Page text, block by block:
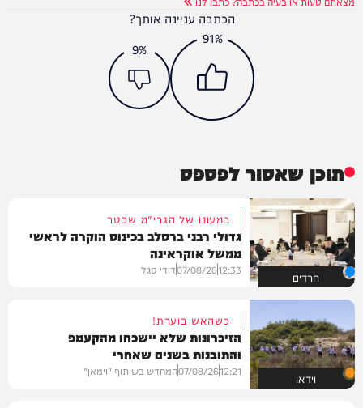
הכתבה עניינה אותך?
91%
9%
תוכן שאסור לפספס
חרדים
במעונו של הגרי"מ שכטר
גדולי רבני ברסלב בכינוס הוקרה לראשי
ממשל אוקראינה
12:33
07/08/26דודי סגל
וידאו
כשהאש בוערת!
הזיכרונות שלא יישכחו מהקעמפ
והתובנות בשנים שאחרי
12:21
07/08/26המחדש בשיתוף "וימאן"